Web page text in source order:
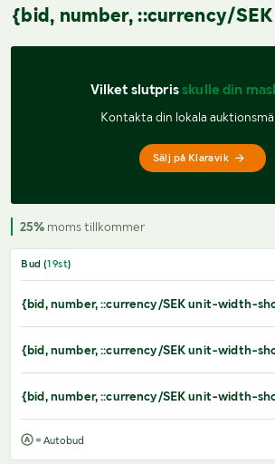
{bid, number, ::currency/
Vilket slutpris skulle din
Kontakta din lokala
Sälj på Klaravik
25% moms tillkommer
Bud (19st)
{bid, number, ::currency/SEK unit-width-
{bid, number, ::currency/SEK unit-width-
{bid, number, ::currency/SEK unit-width-
= Autobud